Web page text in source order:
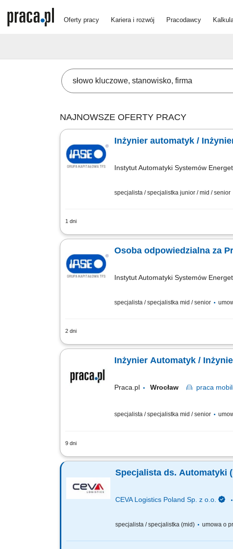
Oferty pracy Kariera i rozwój Pracodawcy
NAJNOWSZE OFERTY PRACY
Inżynier automatyk /
Instytut Automatyki Systemów
specjalista / specjalistka junior / mid / senior
1 dni
Zakres obowiązków: Projektowanie
Osoba odpowiedzialna za
Instytut Automatyki Systemów
specjalista / specjalistka mid / senior
2 dni
ZAKRES OBOWIĄZKÓW projektowanie
Inżynier Automatyk /
Praca.pl Wrocław praca
specjalista / specjalistka mid / senior
9 dni
Zakres obowiązków: Projektowanie
CEVA Logistics Poland Sp. z o.o.
specjalista / specjalistka (mid) umowa o